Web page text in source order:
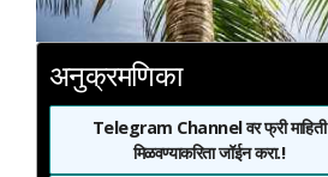
अनुक्रमणिका
Telegram Channel वर फ्री माहिती
मिळवण्याकरिता जॉईन करा.!